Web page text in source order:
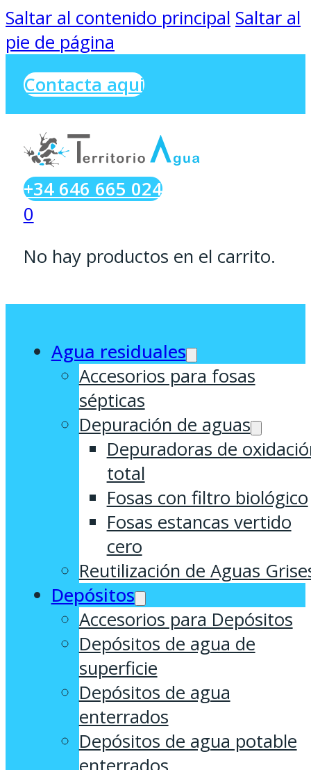
Saltar al contenido principal Saltar al
pie de página
Contacta aqui
+34 646 665 024
0
No hay productos en el carrito.
Agua residuales
Accesorios para fosas
sépticas
Depuración de aguas
Depuradoras de
total
Fosas con filtro biológico
Fosas estancas vertido
cero
Reutilización de Aguas
Depósitos
Accesorios para Depósitos
Depósitos de agua de
superficie
Depósitos de agua
enterrados
Depósitos de agua potable